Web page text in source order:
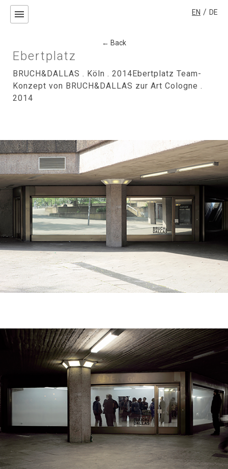
menu EN / DE
← Back
Ebertplatz
BRUCH&DALLAS . Köln . 2014Ebertplatz Team-
Konzept von BRUCH&DALLAS zur Art Cologne .
2014